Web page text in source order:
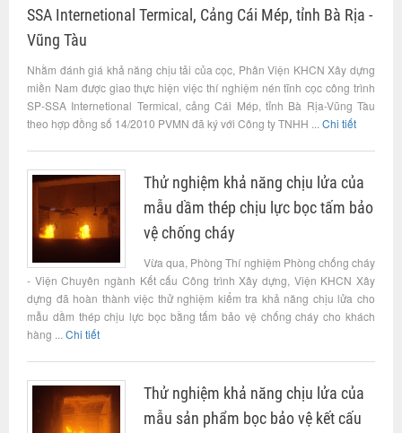
SSA Internetional Termical, Cảng Cái Mép, tỉnh Bà Rịa -
Vũng Tàu
Nhằm đánh giá khả năng chịu tải của cọc, Phân Viện KHCN Xây dựng
miền Nam được giao thực hiện việc thí nghiệm nén tĩnh cọc công trình
SP-SSA Internetional Termical, cảng Cái Mép, tỉnh Bà Rịa-Vũng Tàu
theo hợp đồng số 14/2010 PVMN đã ký với Công ty TNHH ... Chi tiết
Thử nghiệm khả năng chịu lửa của
mẫu dầm thép chịu lực bọc tấm bảo
vệ chống cháy
Vừa qua, Phòng Thí nghiệm Phòng chống cháy
- Viện Chuyên ngành Kết cấu Công trình Xây dựng, Viện KHCN Xây
dựng đã hoàn thành việc thử nghiệm kiểm tra khả năng chịu lửa cho
mẫu dầm thép chịu lực bọc bằng tấm bảo vệ chống cháy cho khách
hàng ... Chi tiết
Thử nghiệm khả năng chịu lửa của
mẫu sản phẩm bọc bảo vệ kết cấu